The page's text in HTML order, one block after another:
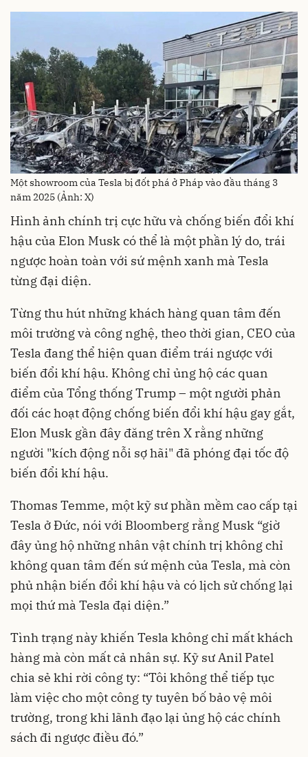
Một showroom của Tesla bị đốt phá ở Pháp vào đầu tháng 3
năm 2025 (Ảnh: X)
Hình ảnh chính trị cực hữu và chống biến đổi khí
hậu của Elon Musk có thể là một phần lý do, trái
ngược hoàn toàn với sứ mệnh xanh mà Tesla
từng đại diện.
Từng thu hút những khách hàng quan tâm đến
môi trường và công nghệ, theo thời gian, CEO của
Tesla đang thể hiện quan điểm trái ngược với
biến đổi khí hậu. Không chỉ ủng hộ các quan
điểm của Tổng thống Trump – một người phản
đối các hoạt động chống biến đổi khí hậu gay gắt,
Elon Musk gần đây đăng trên X rằng những
người "kích động nỗi sợ hãi" đã phóng đại tốc độ
biến đổi khí hậu.
Thomas Temme, một kỹ sư phần mềm cao cấp tại
Tesla ở Đức, nói với Bloomberg rằng Musk “giờ
đây ủng hộ những nhân vật chính trị không chỉ
không quan tâm đến sứ mệnh của Tesla, mà còn
phủ nhận biến đổi khí hậu và có lịch sử chống lại
mọi thứ mà Tesla đại diện.”
Tình trạng này khiến Tesla không chỉ mất khách
hàng mà còn mất cả nhân sự. Kỹ sư Anil Patel
chia sẻ khi rời công ty: “Tôi không thể tiếp tục
làm việc cho một công ty tuyên bố bảo vệ môi
trường, trong khi lãnh đạo lại ủng hộ các chính
sách đi ngược điều đó.”